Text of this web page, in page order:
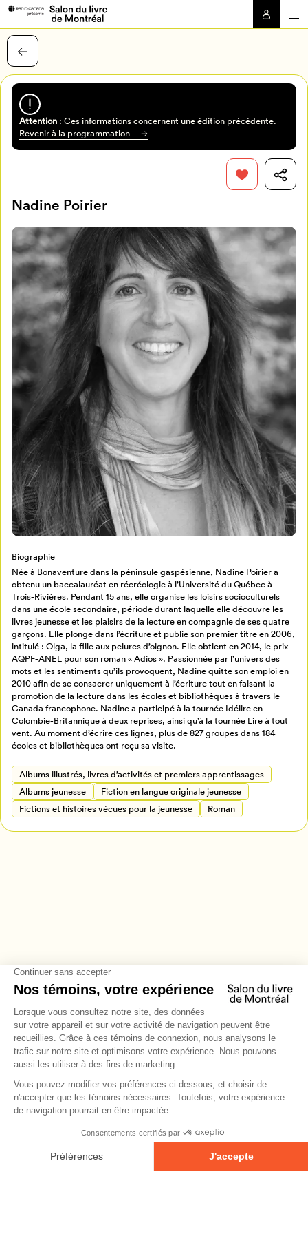
Mon Salon
Programmation
Billetterie
Retour à l’accueil
Attention: Ces informations concernent une édition précédente.
Revenir à la programmation
Nadine Poirier
Biographie
Née à Bonaventure dans la péninsule gaspésienne, Nadine Poirier a
obtenu un baccalauréat en récréologie à l’Université du Québec à
Trois-Rivières. Pendant 15 ans, elle organise les loisirs socioculturels
dans une école secondaire, période durant laquelle elle découvre les
livres jeunesse et les plaisirs de la lecture en compagnie de ses quatre
garçons. Elle plonge dans l’écriture et publie son premier titre en 2006,
intitulé : Olga, la fille aux pelures d’oignon. Elle obtient en 2014, le prix
AQPF-ANEL pour son roman « Adios ». Passionnée par l’univers des
mots et les sentiments qu’ils provoquent, Nadine quitte son emploi en
2010 afin de se consacrer uniquement à l’écriture tout en faisant la
promotion de la lecture dans les écoles et bibliothèques à travers le
Canada francophone. Nadine a participé à la tournée Idélire en
Colombie-Britannique à deux reprises, ainsi qu’à la tournée Lire à tout
vent. Au moment d’écrire ces lignes, plus de 827 groupes dans 184
écoles et bibliothèques ont reçu sa visite.
Albums illustrés, livres d’activités et premiers apprentissages
Albums jeunesse
Fiction en langue originale jeunesse
Fictions et histoires vécues pour la jeunesse
Roman
Pour enregistrer vos favoris,
connectez-vous ou créez votre profil
Mon Salon
Se connecter
Créer un profil
Annuler